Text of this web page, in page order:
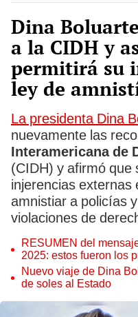
Dina
a la CIDH y
permitirá su
ley de
La presidenta Dina
nuevamente las
Interamericana de
(CIDH) y afirmó que
injerencias externas
amnistiar a policías
violaciones de
RESUMEN del
2025: estos fueron los
discurso
Nuevo viaje de Dina
de soles al Estado